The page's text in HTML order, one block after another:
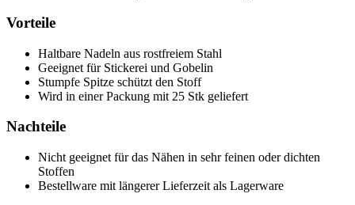
Vorteile
Haltbare Nadeln aus rostfreiem Stahl
Geeignet für Stickerei und Gobelin
Stumpfe Spitze schützt den Stoff
Wird in einer Packung mit 25 Stk geliefert
Nachteile
Nicht geeignet für das Nähen in sehr feinen oder dichten
Stoffen
Bestellware mit längerer Lieferzeit als Lagerware